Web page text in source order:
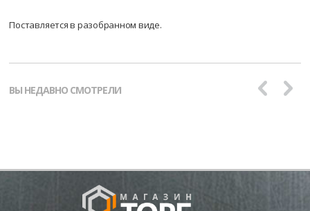
Поставляется в разобранном виде.
ВЫ НЕДАВНО СМОТРЕЛИ